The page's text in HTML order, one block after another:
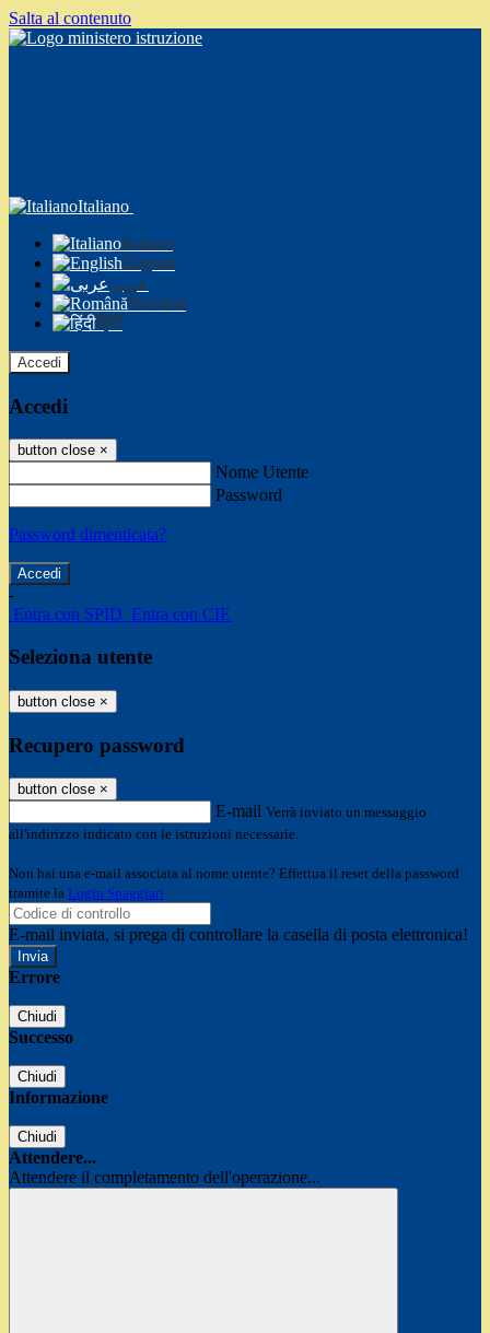
Salta al contenuto
Italiano
Italiano
English
عربى
Română
हिंदी
Accedi
Accedi
button close ×
Nome Utente
Password
Password dimenticata?
-
Entra con SPID Entra con CIE
Seleziona utente
button close ×
Recupero password
button close ×
E-mail Verrà inviato un messaggio
all'indirizzo indicato con le istruzioni necessarie.
Non hai una e-mail associata al nome utente? Effettua il reset della password
tramite la Login Spaggiari
E-mail inviata, si prega di controllare la casella di posta elettronica!
Errore
Chiudi
Successo
Chiudi
Informazione
Chiudi
Attendere...
Attendere il completamento dell'operazione...